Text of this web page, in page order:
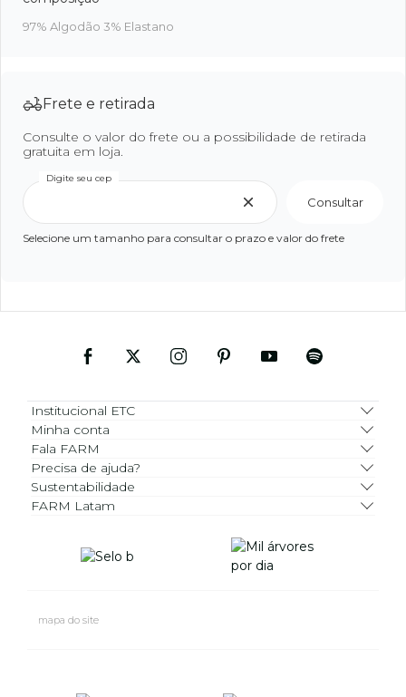
97% Algodão 3% Elastano
Frete e retirada
Consulte o valor do frete ou a possibilidade de retirada
gratuita em loja.
Digite seu cep
Consultar
Selecione um tamanho para consultar o prazo e valor do frete
Institucional ETC
Minha conta
Fala FARM
Precisa de ajuda?
Sustentabilidade
FARM Latam
mapa do site